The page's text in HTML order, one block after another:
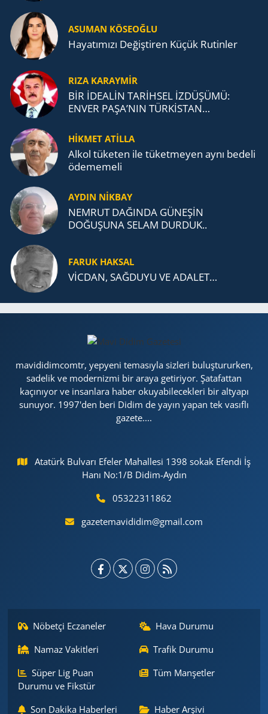
ASUMAN KÖSEOĞLU
Ha­ya­tı­mı­zı De­ğiş­ti­ren Küçük Ru­tin­ler
RIZA KARAYMIR
BİR İDEALİN TARİHSEL İZDÜŞÜMÜ:
ENVER PAŞA’NIN TÜRKİSTAN
TEŞKİLATI’NA UZANAN MİRASI
HİKMET ATİLLA
Alkol tü­ke­ten ile tü­ket­me­yen aynı be­de­li
öde­me­me­li
AYDIN NİKBAY
NEMRUT DAĞINDA GÜNEŞİN
DOĞUŞUNA SELAM DURDUK..
FARUK HAKSAL
VİCDAN, SAĞ­DU­YU VE ADA­LET…
mavididimcomtr, yepyeni temasıyla sizleri buluştururken,
sadelik ve modernizmi bir araya getiriyor. Şatafattan
kaçınıyor ve insanlara haber okuyabilecekleri bir altyapı
sunuyor. 1997'den beri Didim de yayın yapan tek vasıflı
gazete....
Atatürk Bulvarı Efeler Mahallesi 1398 sokak Efendi İş
Hanı No:1/B Didim-Aydın
05322311862
gazetemavididim@gmail.com
Nöbetçi Eczaneler
Hava Durumu
Namaz Vakitleri
Trafik Durumu
Süper Lig Puan
Durumu ve Fikstür
Tüm Manşetler
Son Dakika Haberleri Haber Arşivi